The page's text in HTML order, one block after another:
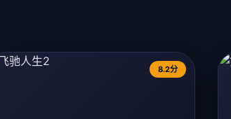
8.2分